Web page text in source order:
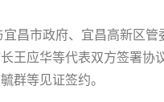
昌市政府、宜昌高新区管
王应华等代表双方签署协
群等见证签约。